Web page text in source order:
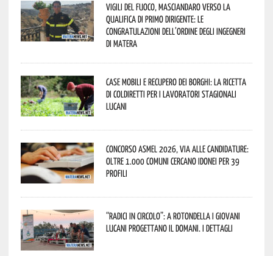
Vigili del Fuoco, Masciandaro verso la
qualifica di Primo Dirigente: le
congratulazioni dell’Ordine degli Ingegneri
di Matera
Case mobili e recupero dei borghi: la ricetta
di Coldiretti per i lavoratori stagionali
lucani
Concorso Asmel 2026, via alle candidature:
oltre 1.000 Comuni cercano idonei per 39
profili
“Radici in Circolo”: a Rotondella i giovani
lucani progettano il domani. I dettagli